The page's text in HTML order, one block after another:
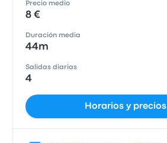
Precio medio
8 €
Duración media
44m
Salidas diarias
4
Horarios y precios